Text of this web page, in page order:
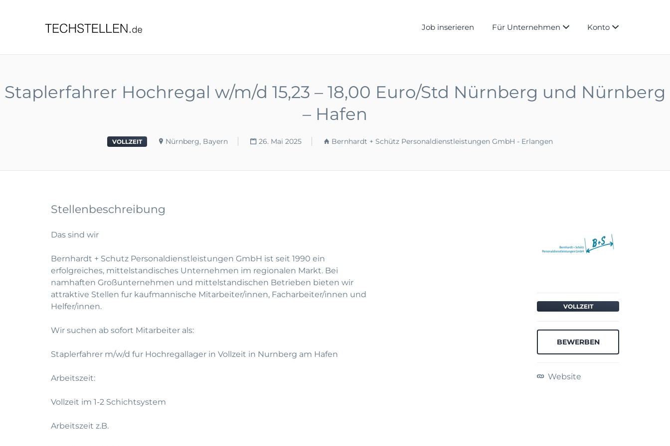
Job inserieren Für Unternehmen Konto
Staplerfahrer Hochregal w/m/d 15,23 – 18,00 Euro/Std Nürnberg und Nürnberg
– Hafen
VOLLZEIT Nürnberg, Bayern 26. Mai 2025 Bernhardt + Schütz Personaldienstleistungen GmbH - Erlangen
Stellenbeschreibung
Das sind wir
Bernhardt + Schutz Personaldienstleistungen GmbH ist seit 1990 ein
erfolgreiches, mittelstandisches Unternehmen im regionalen Markt. Bei
namhaften Großunternehmen und mittelstandischen Betrieben bieten wir
attraktive Stellen fur kaufmannische Mitarbeiter/innen, Facharbeiter/innen und
Helfer/innen.
Wir suchen ab sofort Mitarbeiter als:
Staplerfahrer m/w/d fur Hochregallager in Vollzeit in Nurnberg am Hafen
Arbeitszeit:
Vollzeit im 1-2 Schichtsystem
Arbeitszeit z.B.
VOLLZEIT
BEWERBEN
Website